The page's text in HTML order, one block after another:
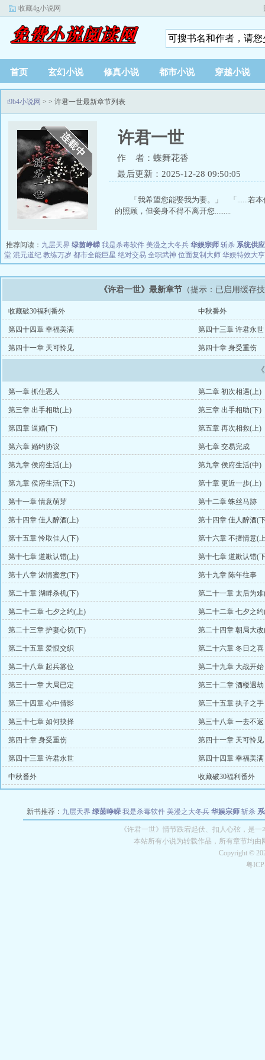
收藏4g小说网
首页 玄幻小说 修真小说 都市小说 穿越小说
t9b4小说网 > > 许君一世最新章节列表
许君一世
作 者：蝶舞花香
最后更新：2025-12-28 09:50:05
「我希望您能娶我为妻。」 「......若
的照顾，但妾身不得不离开您.........
推荐阅读： 九层天界 绿茵峥嵘 我是杀毒软件 美漫之大冬兵 华娱宗师 斩杀 系统供
堂 混元道纪 教练万岁 都市全能巨星 绝对交易 全职武神 位面复制大师 华娱特效大亨
《许君一世》最新章节 （提示：已启用缓存
收藏破30福利番外 中秋番外
第四十四章 幸福美满 第四十三章 许君永世
第四十一章 天可怜见 第四十章 身受重伤
第一章 抓住恶人 第二章 初次相遇(上)
第三章 出手相助(上) 第三章 出手相助(下)
第四章 逼婚(下) 第五章 再次相救(上)
第六章 婚约协议 第七章 交易完成
第九章 侯府生活(上) 第九章 侯府生活(中)
第九章 侯府生活(下2) 第十章 更近一步(上)
第十一章 情意萌芽 第十二章 蛛丝马跡
第十四章 佳人醉酒(上) 第十四章 佳人醉酒(
第十五章 怜取佳人(下) 第十六章 不擅情意(
第十七章 道歉认错(上) 第十七章 道歉认错(
第十八章 浓情蜜意(下) 第十九章 陈年往事
第二十章 湖畔杀机(下) 第二十一章 太后为
第二十二章 七夕之约(上) 第二十二章 七夕之
第二十三章 护妻心切(下) 第二十四章 朝局大
第二十五章 爱恨交织 第二十六章 冬日之喜
第二十八章 起兵篡位 第二十九章 大战开始
第三十一章 大局已定 第三十二章 酒楼遇劫
第三十四章 心中倩影 第三十五章 执子之手
第三十七章 如何抉择 第三十八章 一去不返
第四十章 身受重伤 第四十一章 天可怜见
第四十三章 许君永世 第四十四章 幸福美满
中秋番外 收藏破30福利番外
新书推荐： 九层天界 绿茵峥嵘 我是杀毒软件 美漫之大冬兵 华娱宗师 斩杀
教练万岁 都市全能巨星 绝对交易 全职武神 位面复
《许君一世》情节跌宕起伏、扣人心弦，是
本站所有小说为转载作品，所有章节均
Copyright ©
粤